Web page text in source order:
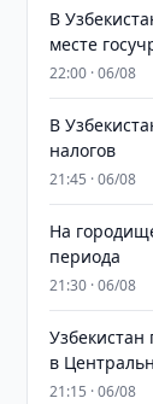
В
месте
22:00 · 06/08
В
налогов
21:45 · 06/08
На
периода
21:30 · 06/08
Узбекистан
в
21:15 · 06/08